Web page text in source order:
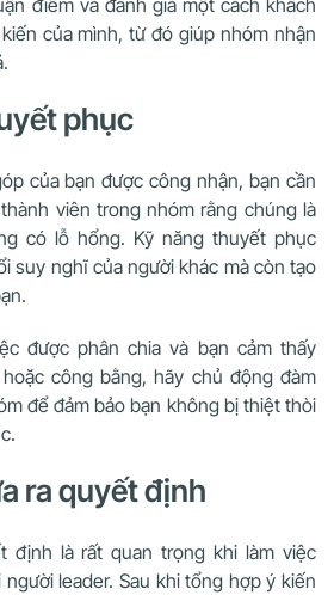
điểm và đánh giá một cách khách
của mình, từ đó giúp nhóm nhận
phục
của bạn được công nhận, bạn cần
viên trong nhóm rằng chúng là
có lỗ hổng. Kỹ năng thuyết phục
suy nghĩ của người khác mà còn tạo
được phân chia và bạn cảm thấy
công bằng, hãy chủ động đàm
để đảm bảo bạn không bị thiệt thòi
ra quyết định
định là rất quan trọng khi làm việc
leader. Sau khi tổng hợp ý kiến